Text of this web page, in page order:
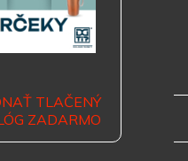
TLAČENÝ
ZADARMO